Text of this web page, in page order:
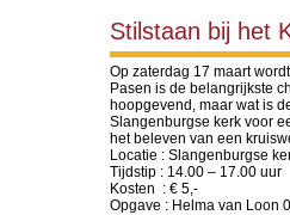
Stilstaan bij het
Op zaterdag 17 maart
Pasen is de belangrijkste
hoopgevend, maar wat is
Slangenburgse kerk voor
het beleven van een
Locatie : Slangenburgse
Tijdstip : 14.00 – 17.00 uur
Kosten : € 5,-
Opgave : Helma van Loon